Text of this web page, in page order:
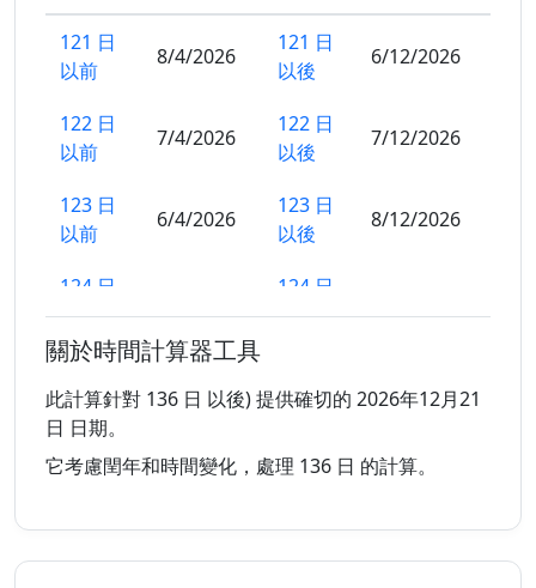
121 日
以前
8/4/2026
121 日
以後
6/12/2026
122 日
以前
7/4/2026
122 日
以後
7/12/2026
123 日
以前
6/4/2026
123 日
以後
8/12/2026
124 日
以前
124 日
以後
125 日
以前
以後
以前
3/4/2026
以後
11/12/2026
127 日
以前
127 日
以後
關於時間計算器工具
此計算針對 136 日 以後) 提供確切的 2026年12月21
日 日期。
它考慮閏年和時間變化，處理 136 日 的計算。